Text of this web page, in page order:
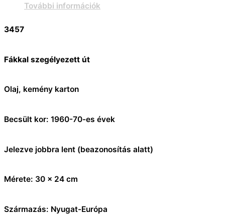
További információk
3457
Fákkal szegélyezett út
Olaj, kemény karton
Becsült kor: 1960-70-es évek
Jelezve jobbra lent (beazonosítás alatt)
Mérete: 30 x 24 cm
Származás: Nyugat-Európa